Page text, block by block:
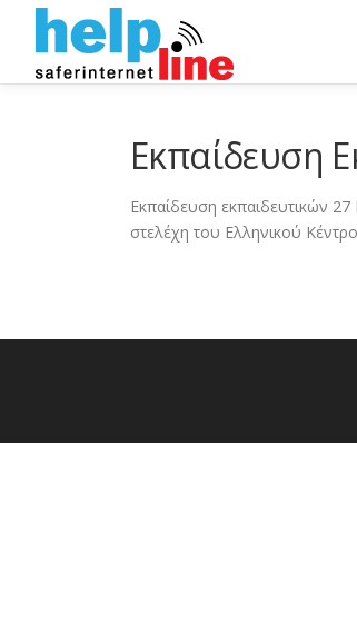
Εκπαίδευση
Εκπαίδευση εκπαιδευτικών
στελέχη του Ελληνικού